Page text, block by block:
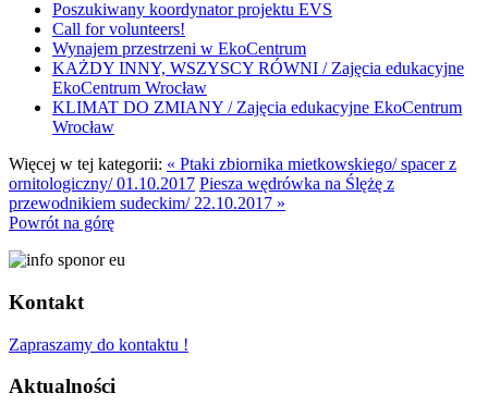
Poszukiwany koordynator projektu EVS
Call for volunteers!
Wynajem przestrzeni w EkoCentrum
KAŻDY INNY, WSZYSCY RÓWNI / Zajęcia edukacyjne
EkoCentrum Wrocław
KLIMAT DO ZMIANY / Zajęcia edukacyjne EkoCentrum
Wrocław
Więcej w tej kategorii: « Ptaki zbiornika mietkowskiego/ spacer z
ornitologiczny/ 01.10.2017 Piesza wędrówka na Ślężę z
przewodnikiem sudeckim/ 22.10.2017 »
Powrót na górę
Kontakt
Zapraszamy do kontaktu !
Aktualności